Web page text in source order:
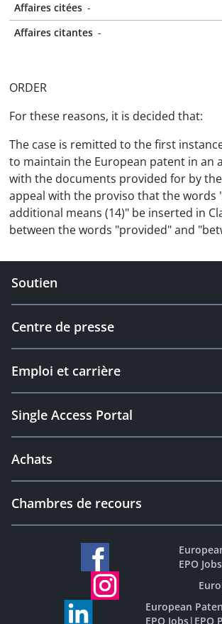
Affaires citées -
Affaires citantes -
ORDER
For these reasons, it is decided that:
The case is remitted to the first
to maintain the European patent in an
with the documents provided for by
appeal with the proviso that the words
additional means (14)" be inserted in
between the words "provided" and
Soutien
Centre de presse
Emploi et carrière
Single Access Portal
Achats
Chambres de recours
EPO Jobs
European
EPO Jobs| EPO